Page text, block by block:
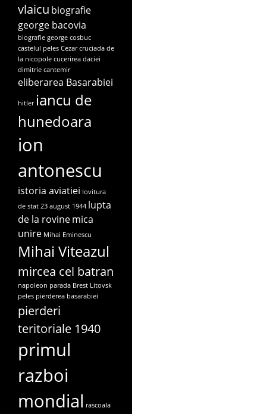
vlaicu biografie
george bacovia
biografie george cosbuc
castelul peles Cezar cruciada de
la nicopole cucerirea daciei
dimitrie cantemir
eliberarea Basarabiei
hitler iancu de
hunedoara
ion
antonescu
istoria aviatiei lovitura
de stat 23 august 1944 lupta
de la rovinemica
unire Mihai Eminescu
Mihai Viteazul
mircea cel batran
napoleon parada Brest Litovsk
peles pierderea basarabiei
pierderi
teritoriale 1940
primul
razboi
mondial rascoala